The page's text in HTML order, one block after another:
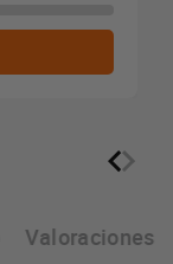
Valoraciones